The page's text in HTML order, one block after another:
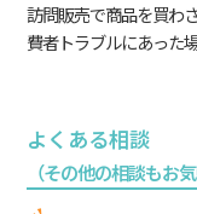
訪問販売で商品を買わ
費者トラブルにあった
よくある相談
（その他の相談もお